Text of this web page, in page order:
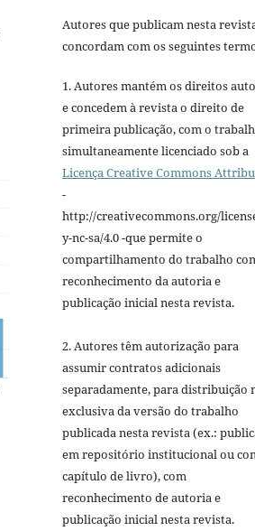
Autores que publicam nesta
concordam com os seguintes
1. Autores mantém os direitos
e concedem à revista o direito de
primeira publicação, com o
simultaneamente licenciado sob a
Licença Creative Commons
-
http://creativecommons.org/
y-nc-sa/4.0 -que permite o
compartilhamento do trabalho
reconhecimento da autoria e
publicação inicial nesta revista.
2. Autores têm autorização para
assumir contratos adicionais
separadamente, para distribuição
exclusiva da versão do trabalho
publicada nesta revista (ex.:
em repositório institucional ou
capítulo de livro), com
reconhecimento de autoria e
publicação inicial nesta revista.